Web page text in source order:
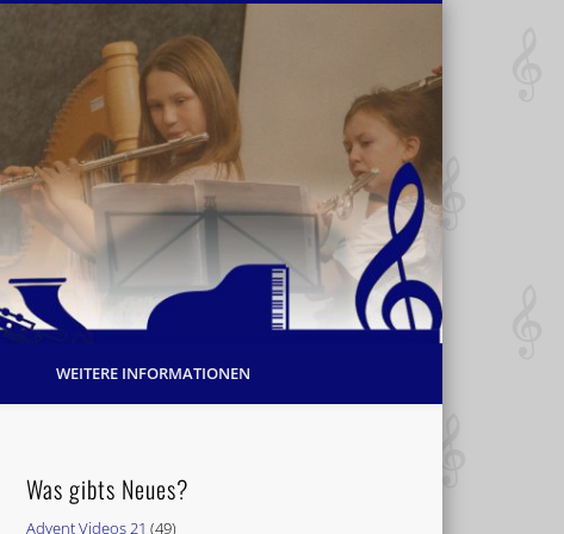
WEITERE INFORMATIONEN
Was gibts Neues?
Advent Videos 21 (49)